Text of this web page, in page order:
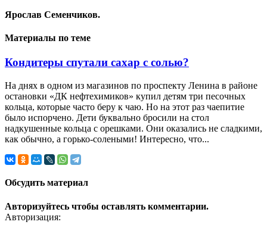
Ярослав Семенчиков.
Материалы по теме
Кондитеры спутали сахар с солью?
На днях в одном из магазинов по проспекту Ленина в районе
остановки «ДК нефтехимиков» купил детям три песочных
кольца, которые часто беру к чаю. Но на этот раз чаепитие
было испорчено. Дети буквально бросили на стол
надкушенные кольца с орешками. Они оказались не сладкими,
как обычно, а горько-солеными! Интересно, что...
Обсудить материал
Авторизуйтесь чтобы оставлять комментарии.
Авторизация: